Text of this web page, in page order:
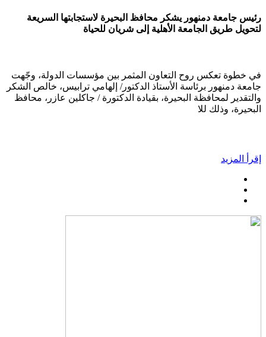
رئيس جامعة دمنهور يشكر محافظ البحيرة لاستجابتها السريعة
لتحويل طريق الجامعة الأهلية إلى شريان للحياة
في خطوة تعكس روح التعاون المثمر بين مؤسسات الدولة، وجّهت
جامعة دمنهور برئاسة الأستاذ الدكتور/ إلهامي ترابيس، خالص الشكر
والتقدير لمحافظة البحيرة، بقيادة الدكتورة / جاكلين عازر، محافظ
البحيرة، وذلك للا
إقرأ المزيد